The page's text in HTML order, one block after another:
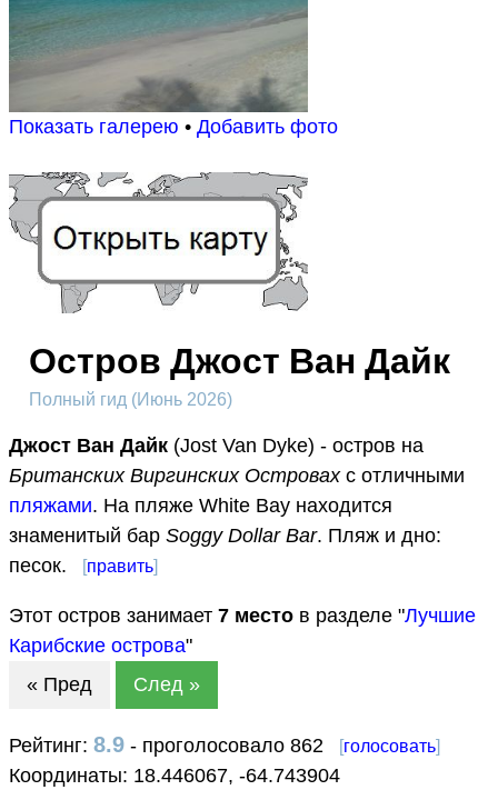
Показать галерею • Добавить фото
Остров Джост Ван Дайк
Полный гид (Июнь 2026)
Джост Ван Дайк (Jost Van Dyke) - остров на
Британских Виргинских Островахс отличными
пляжами. На пляже White Bay находится
знаменитый бар Soggy Dollar Bar. Пляж и дно:
песок.
[править]
Этот остров занимает 7 место в разделе "Лучшие
Карибские острова"
« Пред
След »
Рейтинг: 8.9 - проголосовало 862 [голосовать]
Координаты: 18.446067, -64.743904